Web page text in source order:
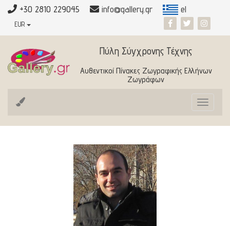
+30 2810 229045 info@gallery.gr el
EUR
Πύλη Σύγχρονης Τέχνης
Αυθεντικοί Πίνακες Ζωγραφικής Ελλήνων
Ζωγράφων
Toggle